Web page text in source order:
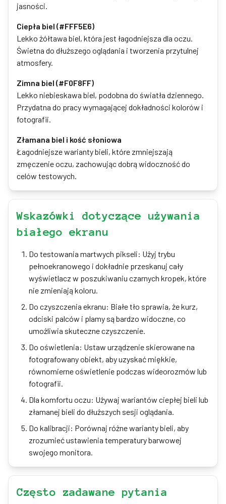
jasności.
Ciepła biel (#FFF5E6)
Lekko żółtawa biel, która jest łagodniejsza dla oczu.
Świetna do dłuższego oglądania i tworzenia przytulnej
atmosfery.
Zimna biel (#F0F8FF)
Lekko niebieskawa biel, podobna do światła dziennego.
Przydatna do pracy wymagającej dokładności kolorów i
fotografii.
Złamana biel i kość słoniowa
Łagodniejsze warianty bieli, które zmniejszają
zmęczenie oczu, zachowując dobrą widoczność do
celów testowych.
Wskazówki dotyczące używania
białego ekranu
Do testowania martwych pikseli: Użyj trybu
pełnoekranowego i dokładnie przeskanuj cały
wyświetlacz w poszukiwaniu czarnych kropek, które
nie zmieniają koloru.
Do czyszczenia ekranu: Białe tło sprawia, że kurz,
odciski palców i plamy są bardzo widoczne, co
umożliwia skuteczne czyszczenie.
Do oświetlenia: Ustaw urządzenie skierowane na
fotografowany obiekt, aby uzyskać miękkie,
równomierne oświetlenie podczas wideorozmów lub
fotografii.
Dla komfortu oczu: Używaj wariantów ciepłej bieli lub
złamanej bieli do dłuższych sesji oglądania.
Do kalibracji: Porównaj różne warianty bieli, aby
zrozumieć ustawienia temperatury barwowej
swojego monitora.
Często zadawane pytania